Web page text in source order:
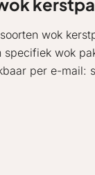
wok
wok
per e-mail: